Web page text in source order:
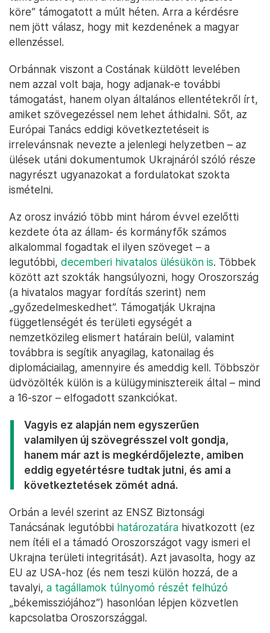
köre” támogatott a múlt héten. Arra a kérdésre
nem jött válasz, hogy mit kezdenének a magyar
ellenzéssel.
Orbánnak viszont a Costának küldött levelében
nem azzal volt baja, hogy adjanak-e további
támogatást, hanem olyan általános ellentétekről írt,
amiket szövegezéssel nem lehet áthidalni. Sőt, az
Európai Tanács eddigi következtetéseit is
irrelevánsnak nevezte a jelenlegi helyzetben – az
ülések utáni dokumentumok Ukrajnáról szóló része
nagyrészt ugyanazokat a fordulatokat szokta
ismételni.
Az orosz invázió több mint három évvel ezelőtti
kezdete óta az állam- és kormányfők számos
alkalommal fogadtak el ilyen szöveget – a
legutóbbi, decemberi hivatalos ülésükön is. Többek
között azt szokták hangsúlyozni, hogy Oroszország
(a hivatalos magyar fordítás szerint) nem
„győzedelmeskedhet”. Támogatják Ukrajna
függetlenségét és területi egységét a
nemzetközileg elismert határain belül, valamint
továbbra is segítik anyagilag, katonailag és
diplomáciailag, amennyire és ameddig kell. Többször
üdvözölték külön is a külügyminisztereik által – mind
a 16-szor – elfogadott szankciókat.
Vagyis ez alapján nem egyszerűen
valamilyen új szövegrésszel volt gondja,
hanem már azt is megkérdőjelezte, amiben
eddig egyetértésre tudtak jutni, és ami a
következtetések zömét adná.
Orbán a levél szerint az ENSZ Biztonsági
Tanácsának legutóbbi határozatára hivatkozott (ez
nem ítéli el a támadó Oroszországot vagy ismeri el
Ukrajna területi integritását). Azt javasolta, hogy az
EU az USA-hoz (és nem teszi külön hozzá, de a
tavalyi, a tagállamok túlnyomó részét felhúzó
„békemissziójához”) hasonlóan lépjen közvetlen
kapcsolatba Oroszországgal.